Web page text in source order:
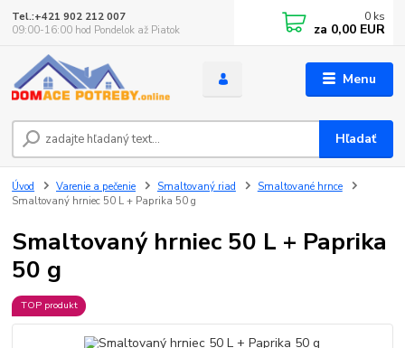
Menu
Hľadať
Tel.:+421 902 212 007
09:00-16:00 hod Pondelok až Piatok
0 ks
za 0,00 EUR
Úvod Varenie a pečenie Smaltovaný riad
Smaltované hrnce
Smaltovaný hrniec 50 L + Paprika 50 g
Smaltovaný hrniec 50 L + Paprika
50 g
TOP produkt